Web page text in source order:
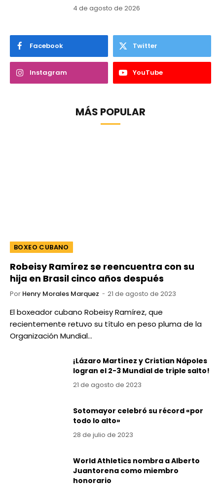
4 de agosto de 2026
Facebook Twitter
Instagram YouTube
MÁS POPULAR
BOXEO CUBANO
Robeisy Ramírez se reencuentra con su
hija en Brasil cinco años después
Por Henry Morales Marquez 21 de agosto de 2023
El boxeador cubano Robeisy Ramírez, que
recientemente retuvo su título en peso pluma de la
Organización Mundial…
¡Lázaro Martínez y Cristian Nápoles
logran el 2-3 Mundial de triple salto!
21 de agosto de 2023
Sotomayor celebró su récord «por
todo lo alto»
28 de julio de 2023
World Athletics nombra a Alberto
Juantorena como miembro
honorario